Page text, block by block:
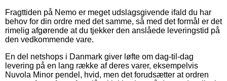
Fragttiden på Nemo er meget udslagsgivende ifald du har
behov for din ordre med det samme, så med det formål er det
rimelig afgørende at du tjekker den anslåede leveringstid på
den vedkommende vare.
En del netshops i Danmark giver løfte om dag-til-dag
levering på en lang række af deres varer, eksempelvis
Nuvola Minor pendel, hvid, men det forudsætter at ordren